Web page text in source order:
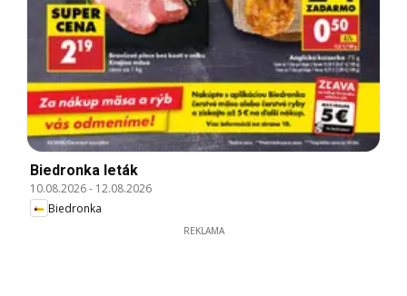
Biedronka leták
10.08.2026- 12.08.2026
Biedronka
REKLAMA